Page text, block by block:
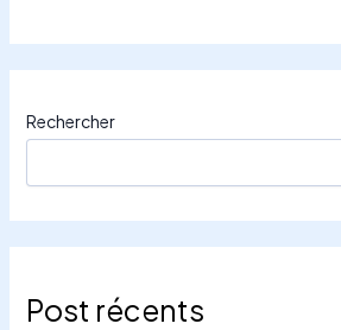
Rechercher
Post récents